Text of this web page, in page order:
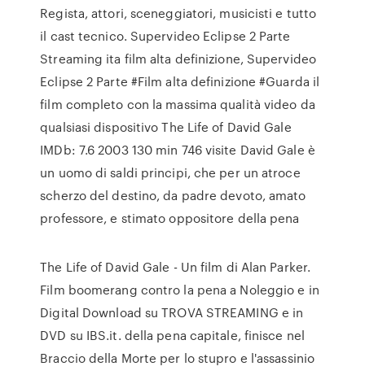
Regista, attori, sceneggiatori, musicisti e tutto
il cast tecnico. Supervideo Eclipse 2 Parte
Streaming ita film alta definizione, Supervideo
Eclipse 2 Parte #Film alta definizione #Guarda il
film completo con la massima qualità video da
qualsiasi dispositivo The Life of David Gale
IMDb: 7.6 2003 130 min 746 visite David Gale è
un uomo di saldi principi, che per un atroce
scherzo del destino, da padre devoto, amato
professore, e stimato oppositore della pena
The Life of David Gale - Un film di Alan Parker.
Film boomerang contro la pena a Noleggio e in
Digital Download su TROVA STREAMING e in
DVD su IBS.it. della pena capitale, finisce nel
Braccio della Morte per lo stupro e l'assassinio